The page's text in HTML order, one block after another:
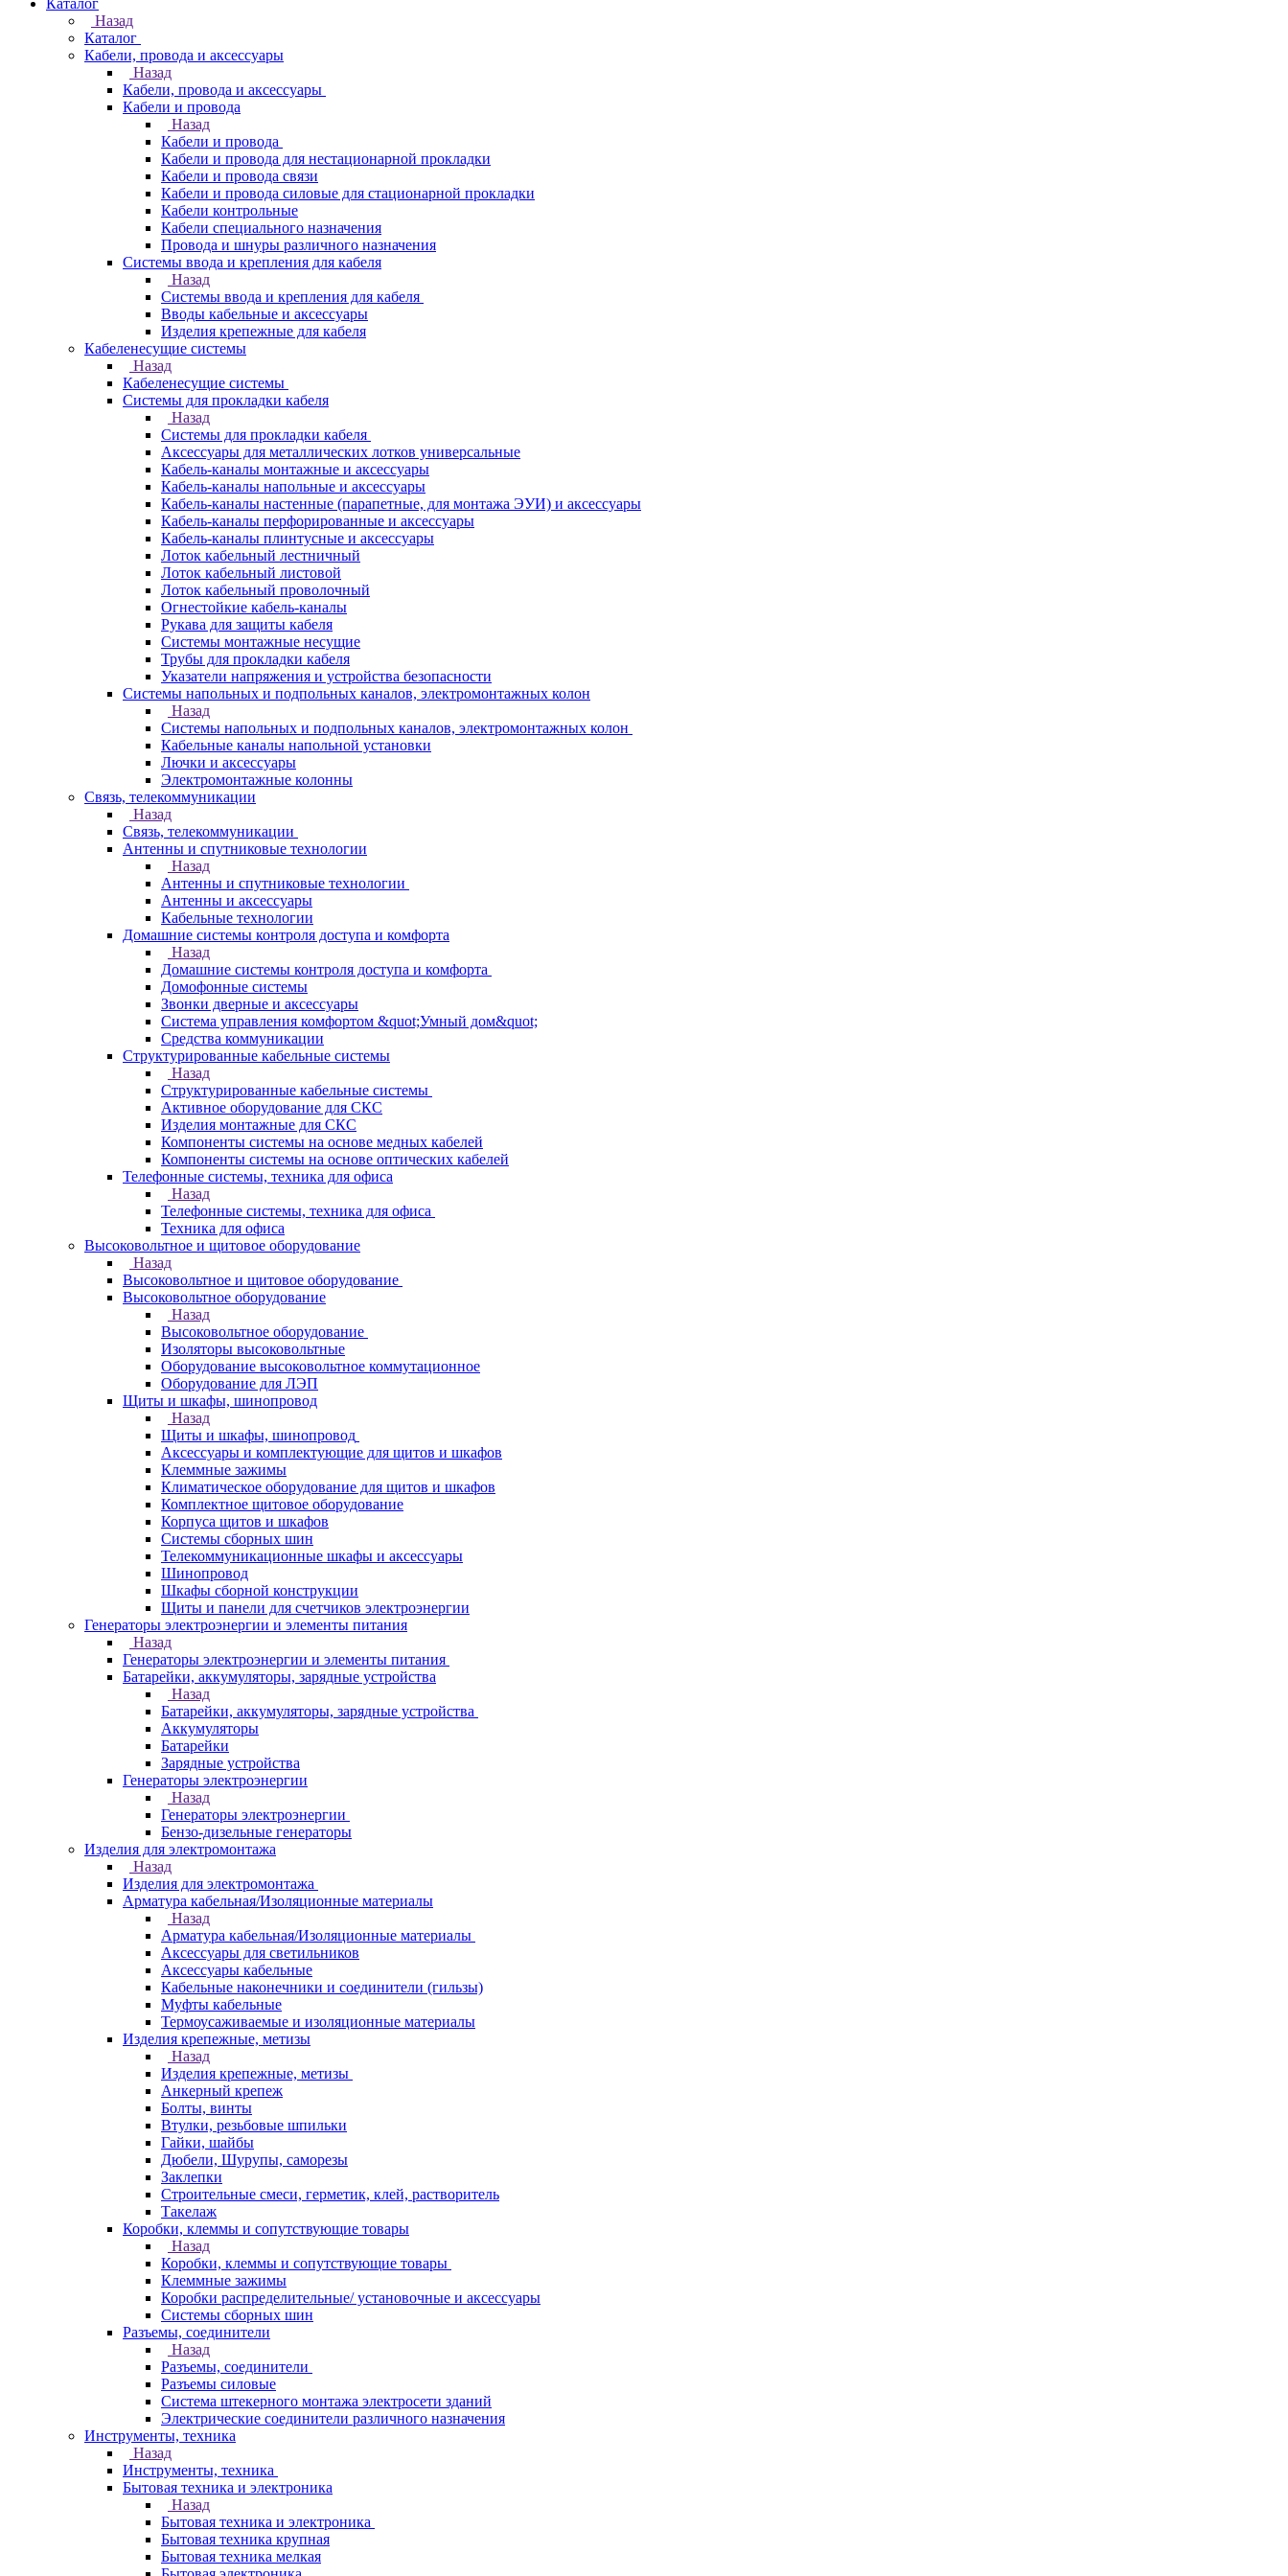
Каталог
Назад
Каталог
Кабели, провода и аксессуары
Назад
Кабели, провода и аксессуары
Кабели и провода
Назад
Кабели и провода
Кабели и провода для нестационарной прокладки
Кабели и провода связи
Кабели и провода силовые для стационарной прокладки
Кабели контрольные
Кабели специального назначения
Провода и шнуры различного назначения
Системы ввода и крепления для кабеля
Назад
Системы ввода и крепления для кабеля
Вводы кабельные и аксессуары
Изделия крепежные для кабеля
Кабеленесущие системы
Назад
Кабеленесущие системы
Системы для прокладки кабеля
Назад
Системы для прокладки кабеля
Аксессуары для металлических лотков универсальные
Кабель-каналы монтажные и аксессуары
Кабель-каналы напольные и аксессуары
Кабель-каналы настенные (парапетные, для монтажа ЭУИ) и аксессуары
Кабель-каналы перфорированные и аксессуары
Кабель-каналы плинтусные и аксессуары
Лоток кабельный лестничный
Лоток кабельный листовой
Лоток кабельный проволочный
Огнестойкие кабель-каналы
Рукава для защиты кабеля
Системы монтажные несущие
Трубы для прокладки кабеля
Указатели напряжения и устройства безопасности
Системы напольных и подпольных каналов, электромонтажных колон
Назад
Системы напольных и подпольных каналов, электромонтажных колон
Кабельные каналы напольной установки
Лючки и аксессуары
Электромонтажные колонны
Связь, телекоммуникации
Назад
Связь, телекоммуникации
Антенны и спутниковые технологии
Назад
Антенны и спутниковые технологии
Антенны и аксессуары
Кабельные технологии
Домашние системы контроля доступа и комфорта
Назад
Домашние системы контроля доступа и комфорта
Домофонные системы
Звонки дверные и аксессуары
Система управления комфортом &quot;Умный дом&quot;
Средства коммуникации
Структурированные кабельные системы
Назад
Структурированные кабельные системы
Активное оборудование для СКС
Изделия монтажные для СКС
Компоненты системы на основе медных кабелей
Компоненты системы на основе оптических кабелей
Телефонные системы, техника для офиса
Назад
Телефонные системы, техника для офиса
Техника для офиса
Высоковольтное и щитовое оборудование
Назад
Высоковольтное и щитовое оборудование
Высоковольтное оборудование
Назад
Высоковольтное оборудование
Изоляторы высоковольтные
Оборудование высоковольтное коммутационное
Оборудование для ЛЭП
Щиты и шкафы, шинопровод
Назад
Щиты и шкафы, шинопровод
Аксессуары и комплектующие для щитов и шкафов
Клеммные зажимы
Климатическое оборудование для щитов и шкафов
Комплектное щитовое оборудование
Корпуса щитов и шкафов
Системы сборных шин
Телекоммуникационные шкафы и аксессуары
Шинопровод
Шкафы сборной конструкции
Щиты и панели для счетчиков электроэнергии
Генераторы электроэнергии и элементы питания
Назад
Генераторы электроэнергии и элементы питания
Батарейки, аккумуляторы, зарядные устройства
Назад
Батарейки, аккумуляторы, зарядные устройства
Аккумуляторы
Батарейки
Зарядные устройства
Генераторы электроэнергии
Назад
Генераторы электроэнергии
Бензо-дизельные генераторы
Изделия для электромонтажа
Назад
Изделия для электромонтажа
Арматура кабельная/Изоляционные материалы
Назад
Арматура кабельная/Изоляционные материалы
Аксессуары для светильников
Аксессуары кабельные
Кабельные наконечники и соединители (гильзы)
Муфты кабельные
Термоусаживаемые и изоляционные материалы
Изделия крепежные, метизы
Назад
Изделия крепежные, метизы
Анкерный крепеж
Болты, винты
Втулки, резьбовые шпильки
Гайки, шайбы
Дюбели, Шурупы, саморезы
Заклепки
Строительные смеси, герметик, клей, растворитель
Такелаж
Коробки, клеммы и сопутствующие товары
Назад
Коробки, клеммы и сопутствующие товары
Клеммные зажимы
Коробки распределительные/ установочные и аксессуары
Системы сборных шин
Разъемы, соединители
Назад
Разъемы, соединители
Разъемы силовые
Система штекерного монтажа электросети зданий
Электрические соединители различного назначения
Инструменты, техника
Назад
Инструменты, техника
Бытовая техника и электроника
Назад
Бытовая техника и электроника
Бытовая техника крупная
Бытовая техника мелкая